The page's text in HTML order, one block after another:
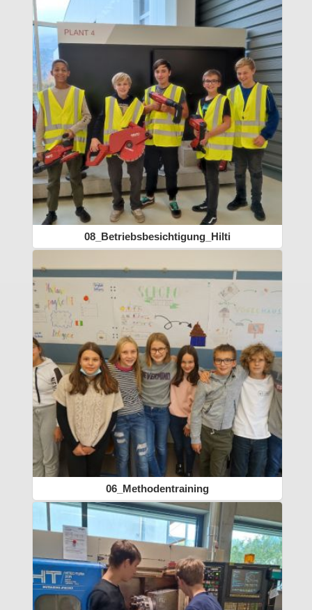
08_Betriebsbesichtigung_Hilti
06_Methodentraining